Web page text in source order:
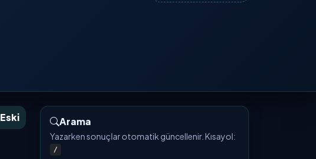
Eski Arama
Yazarken sonuçlar otomatik güncellenir. Kısayol:
/